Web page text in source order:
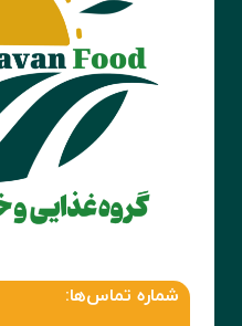
شماره تماس‌ها: